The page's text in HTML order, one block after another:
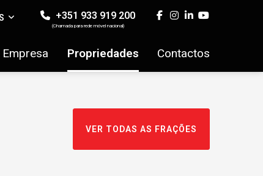
+351 933 919 200
(Chamada para rede móvel nacional)
Empresa Propriedades Contactos
VER TODAS AS FRAÇÕES